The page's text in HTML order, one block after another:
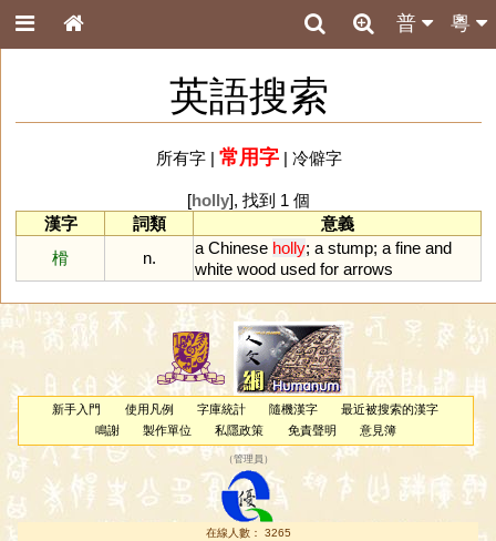
粵
普
英語搜索
所有字| 常用字| 冷僻字
[holly], 找到 1 個
漢字
詞類
意義
榾
n.
a Chinese holly; a stump; a fine and
white wood used for arrows
新手入門 使用凡例 字庫統計 隨機漢字
最近被搜索的漢字
鳴謝
製作單位 私隱政策 免責聲明 意見簿
（管理員 ）
在線人數： 3265